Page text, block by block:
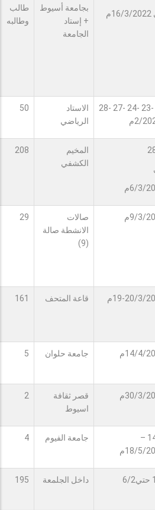
بجامعة أسيوط
+ إستاد
الجامعة
طالب
وطالبه
22 -23 -24 -27 -28
الاستاد
الرياضي
50
2022م
المخيم
الكشفي
208
2022م
صالات
الانشطة صالة
(9)
29
20/3/2022م قاعة المتحف 161
2022م جامعة حلوان 5
2022م
قصر ثقافة
اسيوط
2
14/5 –
2022م
جامعة الفيوم 4
2 داخل الجلمعة 195